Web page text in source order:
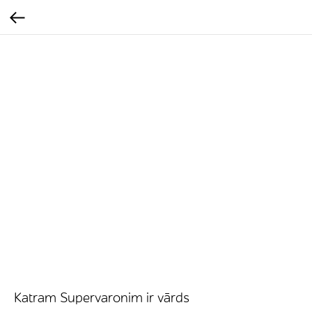
Katram Supervaronim ir vārds